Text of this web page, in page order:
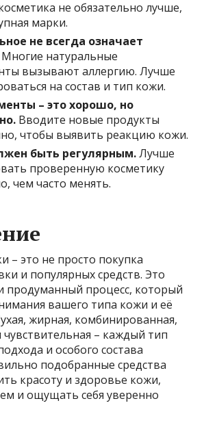
не обязательно лучше,
марки.
не всегда означает
Многие натуральные
вызывают аллергию. Лучше
на состав и тип кожи.
– это хорошо, но
Вводите новые продукты
чтобы выявить реакцию кожи.
быть регулярным.Лучше
проверенную косметику
чем часто менять.
– это не просто покупка
и популярных средств. Это
продуманный процесс, который
вашего типа кожи и её
жирная, комбинированная,
– каждый тип
и особого состава
подобранные средства
красоту и здоровье кожи,
и ощущать себя уверенно